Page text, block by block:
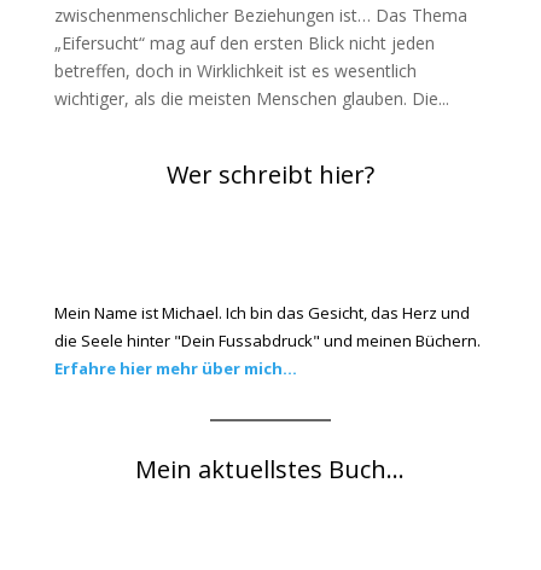
zwischenmenschlicher Beziehungen ist… Das Thema
„Eifersucht“ mag auf den ersten Blick nicht jeden
betreffen, doch in Wirklichkeit ist es wesentlich
wichtiger, als die meisten Menschen glauben. Die...
Wer schreibt hier?
Mein Name ist Michael. Ich bin das Gesicht, das Herz und
die Seele hinter "Dein Fussabdruck" und meinen Büchern.
Erfahre hier mehr über mich...
Mein aktuellstes Buch...